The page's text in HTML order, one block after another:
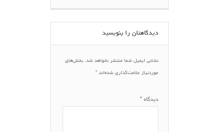
دیدگاهتان را بنویسید
نشانی ایمیل شما منتشر نخواهد شد. بخش‌های
موردنیاز علامت‌گذاری شده‌اند *
دیدگاه *